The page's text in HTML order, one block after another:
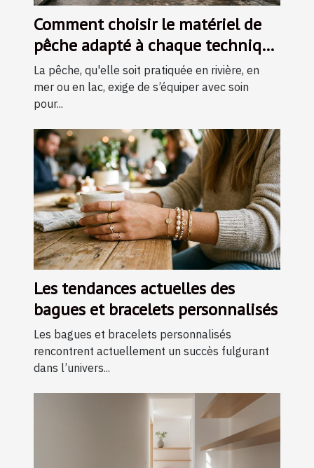
Comment choisir le matériel de
pêche adapté à chaque technique
?
La pêche, qu'elle soit pratiquée en rivière, en
mer ou en lac, exige de s’équiper avec soin
pour...
Les tendances actuelles des
bagues et bracelets personnalisés
Les bagues et bracelets personnalisés
rencontrent actuellement un succès fulgurant
dans l’univers...